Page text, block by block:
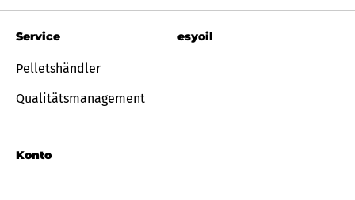
Service
Pelletshändler
Qualitätsmanagement
Konto
esyoil